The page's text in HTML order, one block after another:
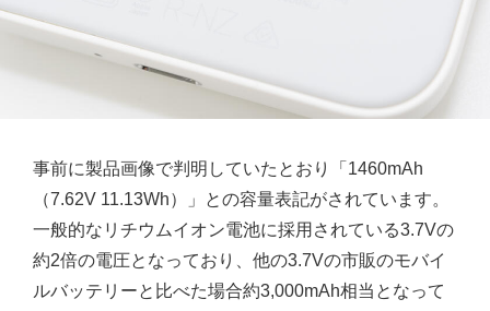
事前に製品画像で判明していたとおり「1460mAh
（7.62V 11.13Wh）」との容量表記がされています。
一般的なリチウムイオン電池に採用されている3.7Vの
約2倍の電圧となっており、他の3.7Vの市販のモバイ
ルバッテリーと比べた場合約3,000mAh相当となって